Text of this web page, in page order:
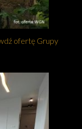
ofertę Grupy